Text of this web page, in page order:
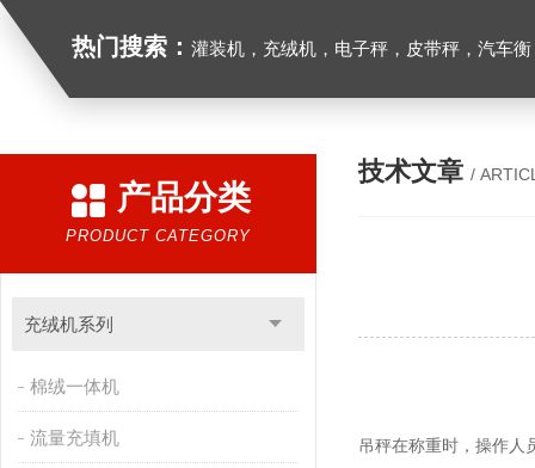
热门搜索： 灌装机，充绒机，电子秤，皮带秤，汽车
产品分类
PRODUCT CATEGORY
充绒机系列
棉绒一体机
流量充填机
技术文章 /
吊秤在称重时，操作人